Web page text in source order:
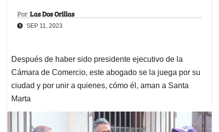
Por Las Dos Orillas
SEP 11, 2023
Después de haber sido presidente ejecutivo de la
Cámara de Comercio, este abogado se la juega por su
ciudad y por unir a quienes, cómo él, aman a Santa
Marta